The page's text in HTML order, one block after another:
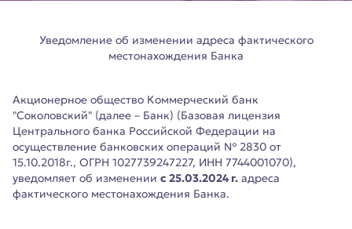
Уведомление об изменении адреса фактического
местонахождения Банка
Акционерное общество Коммерческий банк
"Соколовский" (далее – Банк) (Базовая лицензия
Центрального банка Российской Федерации на
осуществление банковских операций № 2830 от
15.10.2018г., ОГРН 1027739247227, ИНН 7744001070),
уведомляет об изменении с 25.03.2024 г. адреса
фактического местонахождения Банка.